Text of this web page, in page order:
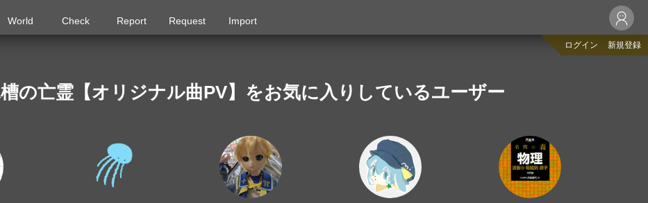
World Check Report Request Import
ログイン 新規登録
の亡霊【オリジナル曲PV】をお気に入りしているユーザー